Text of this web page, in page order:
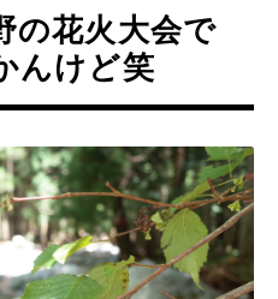
の花火大会で
んけど笑